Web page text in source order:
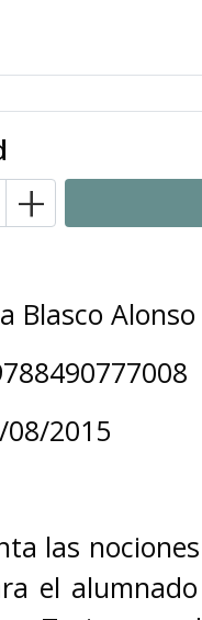
+
Blasco Alonso
08/2015
las
el